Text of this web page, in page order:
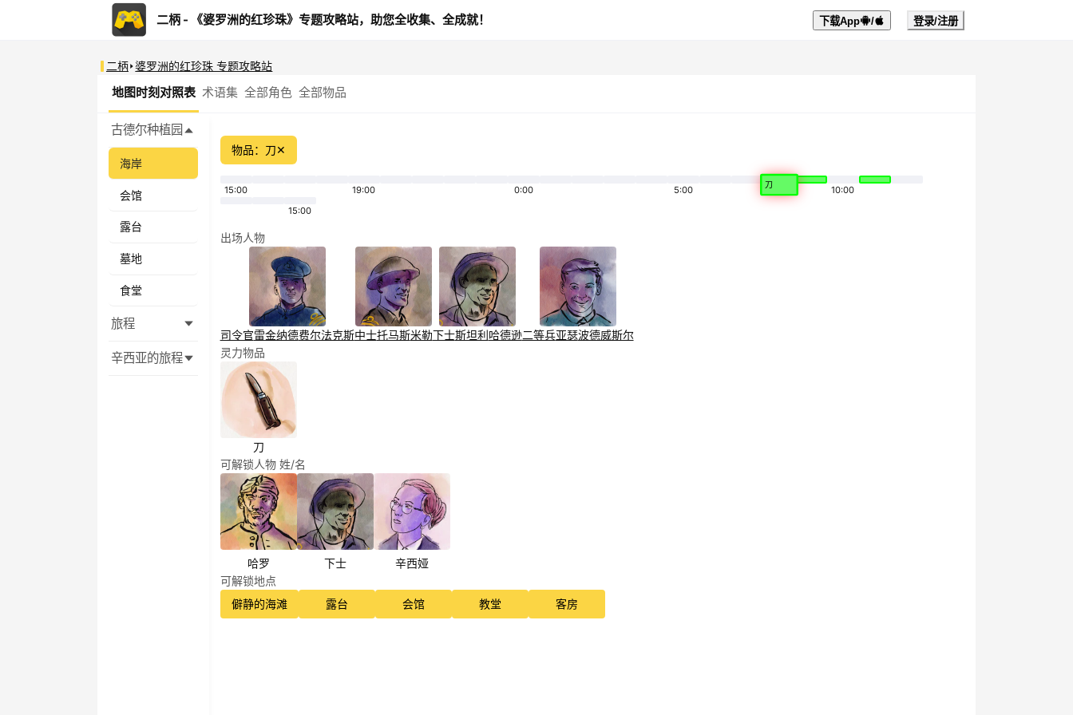
二柄 - 《婆罗洲的红珍珠》专题攻略站，助您全收集、全成就！ 下载App / 登录/注册
二柄 婆罗洲的红珍珠 专题攻略站
地图时刻对照表 术语集 全部角色 全部物品
古德尔种植园
海岸
会馆
露台
墓地
食堂
旅程
辛西亚的旅程
物品：刀✕
15:00 19:00 0:00 5:00 刀
10:00
15:00
出场人物
司令官雷金纳德费尔法克斯中士托马斯米勒下士斯坦利哈德逊二等兵亚瑟波德威斯尔
灵力物品
刀
可解锁人物 姓/名
哈罗 下士
辛西娅
可解锁地点
僻静的海滩
露台 会馆 教堂 客房